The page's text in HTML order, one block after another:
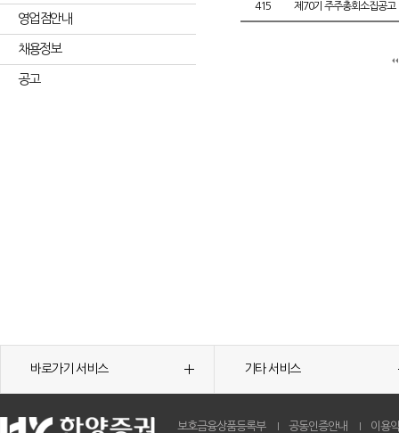
영업점안내
채용정보
공고
415 제70기 주주총회소집공고
바로가기 서비스 기타 서비스
보호금융상품등록부 공동인증안내 이용